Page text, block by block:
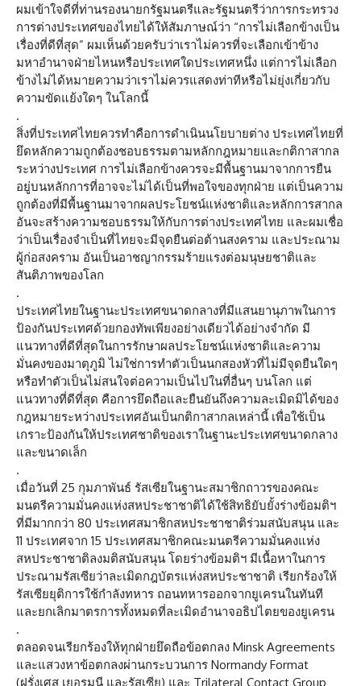
ผมเข้าใจดีที่ท่านรองนายกรัฐมนตรีและรัฐมนตรีว่าการกระทรวง
การต่างประเทศของไทยได้ให้สัมภาษณ์ว่า “การไม่เลือกข้างเป็น
เรื่องที่ดีที่สุด” ผมเห็นด้วยครับว่าเราไม่ควรที่จะเลือกเข้าข้าง
มหาอำนาจฝ่ายไหนหรือประเทศใดประเทศหนึ่ง แต่การไม่เลือก
ข้างไม่ได้หมายความว่าเราไม่ควรแสดงท่าทีหรือไม่ยุ่งเกี่ยวกับ
ความขัดแย้งใดๆ ในโลกนี้
.
สิ่งที่ประเทศไทยควรทำคือการดำเนินนโยบายต่าง ประเทศไทยที่
ยึดหลักความถูกต้องชอบธรรมตามหลักกฎหมายและกติกาสากล
ระหว่างประเทศ การไม่เลือกข้างควรจะมีพื้นฐานมาจากการยืน
อยู่บนหลักการที่อาจจะไม่ได้เป็นที่พอใจของทุกฝ่าย แต่เป็นความ
ถูกต้องที่มีพื้นฐานมาจากผลประโยชน์แห่งชาติและหลักการสากล
อันจะสร้างความชอบธรรมให้กับการต่างประเทศไทย และผมเชื่อ
ว่าเป็นเรื่องจำเป็นที่ไทยจะมีจุดยืนต่อต้านสงคราม และประณาม
ผู้ก่อสงคราม อันเป็นอาชญากรรมร้ายแรงต่อมนุษยชาติและ
สันติภาพของโลก
.
ประเทศไทยในฐานะประเทศขนาดกลางที่มีแสนยานุภาพในการ
ป้องกันประเทศด้วยกองทัพเพียงอย่างเดียวได้อย่างจำกัด มี
แนวทางที่ดีที่สุดในการรักษาผลประโยชน์แห่งชาติและความ
มั่นคงของมาตุภูมิ ไม่ใช่การทำตัวเป็นนกสองหัวที่ไม่มีจุดยืนใดๆ
หรือทำตัวเป็นไม่สนใจต่อความเป็นไปในที่อื่นๆ บนโลก แต่
แนวทางที่ดีที่สุด คือการยึดถือและยืนยันถึงความละเมิดมิได้ของ
กฎหมายระหว่างประเทศอันเป็นกติกาสากลเหล่านี้ เพื่อใช้เป็น
เกราะป้องกันให้ประเทศชาติของเราในฐานะประเทศขนาดกลาง
และขนาดเล็ก
.
เมื่อวันที่ 25 กุมภาพันธ์ รัสเซียในฐานะสมาชิกถาวรของคณะ
มนตรีความมั่นคงแห่งสหประชาชาติได้ใช้สิทธิยับยั้งร่างข้อมติฯ
ที่มีมากกว่า 80 ประเทศสมาชิกสหประชาชาติร่วมสนับสนุน และ
11 ประเทศจาก 15 ประเทศสมาชิกคณะมนตรีความมั่นคงแห่ง
สหประชาชาติลงมติสนับสนุน โดยร่างข้อมติฯ มีเนื้อหาในการ
ประณามรัสเซียว่าละเมิดกฎบัตรแห่งสหประชาชาติ เรียกร้องให้
รัสเซียยุติการใช้กำลังทหาร ถอนทหารออกจากยูเครนในทันที
และยกเลิกมาตรการทั้งหมดที่ละเมิดอำนาจอธิปไตยของยูเครน
.
ตลอดจนเรียกร้องให้ทุกฝ่ายยึดถือข้อตกลง Minsk Agreements
และแสวงหาข้อตกลงผ่านกระบวนการ Normandy Format
(ฝรั่งเศส เยอรมนี และรัสเซีย) และ Trilateral Contact Group